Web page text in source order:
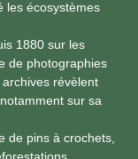
les écosystèmes
1880 sur les
de photographies
révèlent
sur sa
de pins à crochets,